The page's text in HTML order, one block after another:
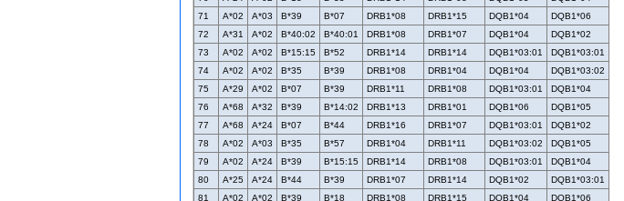
71
A*02 A*03 B*39 B*07 DRB1*08 DRB1*15 DQB1*04
DQB1*06
72
A*31 A*02 B*40:02 B*40:01 DRB1*08 DRB1*07 DQB1*04
DQB1*02
73
A*02 A*02 B*15:15 B*52 DRB1*14 DRB1*14 DQB1*03:01
DQB1*03:01
74
A*02 A*02 B*35 B*39 DRB1*08 DRB1*04 DQB1*04
DQB1*03:02
75
A*29 A*02 B*07 B*39 DRB1*11 DRB1*08 DQB1*03:01
DQB1*04
76
A*68 A*32 B*39 B*14:02 DRB1*13 DRB1*01 DQB1*06
DQB1*05
77
A*68 A*24 B*07 B*44 DRB1*16 DRB1*07 DQB1*03:01
DQB1*02
78
A*02 A*03 B*35 B*57 DRB1*04 DRB1*11 DQB1*03:02
DQB1*05
79
A*02 A*24 B*39 B*15:15 DRB1*14 DRB1*08 DQB1*03:01
DQB1*04
80
A*25 A*24 B*44 B*39 DRB1*07 DRB1*14 DQB1*02
DQB1*03:01
81
A*02 A*02 B*39 B*18 DRB1*08 DRB1*15 DQB1*04
DQB1*06